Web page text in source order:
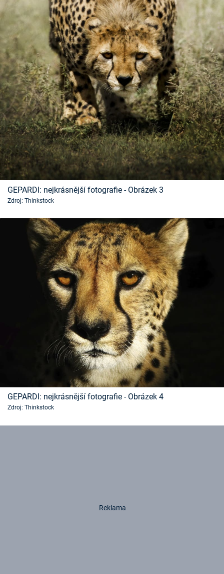
GEPARDI: nejkrásnější fotografie - Obrázek 3
Zdroj: Thinkstock
GEPARDI: nejkrásnější fotografie - Obrázek 4
Zdroj: Thinkstock